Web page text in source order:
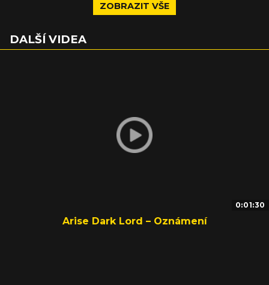
ZOBRAZIT VŠE
DALŠÍ VIDEA
0:01:30
Arise Dark Lord – Oznámení